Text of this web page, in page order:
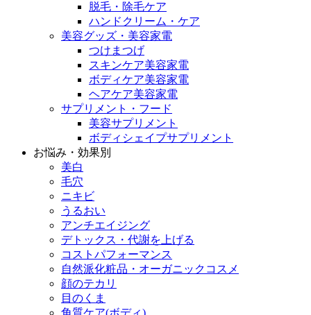
脱毛・除毛ケア
ハンドクリーム・ケア
美容グッズ・美容家電
つけまつげ
スキンケア美容家電
ボディケア美容家電
ヘアケア美容家電
サプリメント・フード
美容サプリメント
ボディシェイプサプリメント
お悩み・効果別
美白
毛穴
ニキビ
うるおい
アンチエイジング
デトックス・代謝を上げる
コストパフォーマンス
自然派化粧品・オーガニックコスメ
顔のテカリ
目のくま
角質ケア(ボディ)